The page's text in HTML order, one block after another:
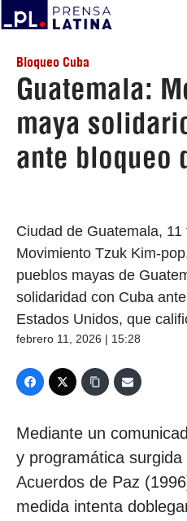
Bloqueo Cuba
Guatemala:
maya
ante bloqueo
Ciudad de Guatemala,
Movimiento Tzuk Kim-
pueblos mayas de
solidaridad con Cuba
Estados Unidos, que
febrero 11, 2026 | 15:28
Mediante un
y programática
Acuerdos de Paz
medida intenta